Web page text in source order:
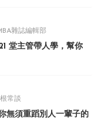
雜誌編輯部
堂主管帶人學，幫你
常談
無須重蹈別人一輩子的